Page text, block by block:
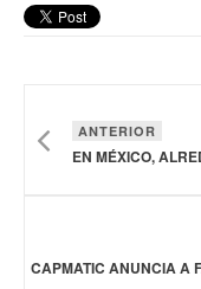
ANTERIOR